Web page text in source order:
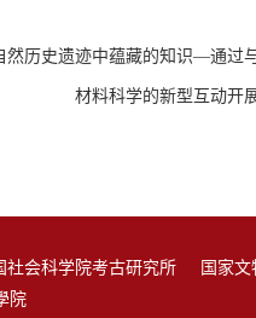
历史遗迹中蕴藏的知识—通过
材料科学的新型互动开
社会科学院考古研究所
国家文
院